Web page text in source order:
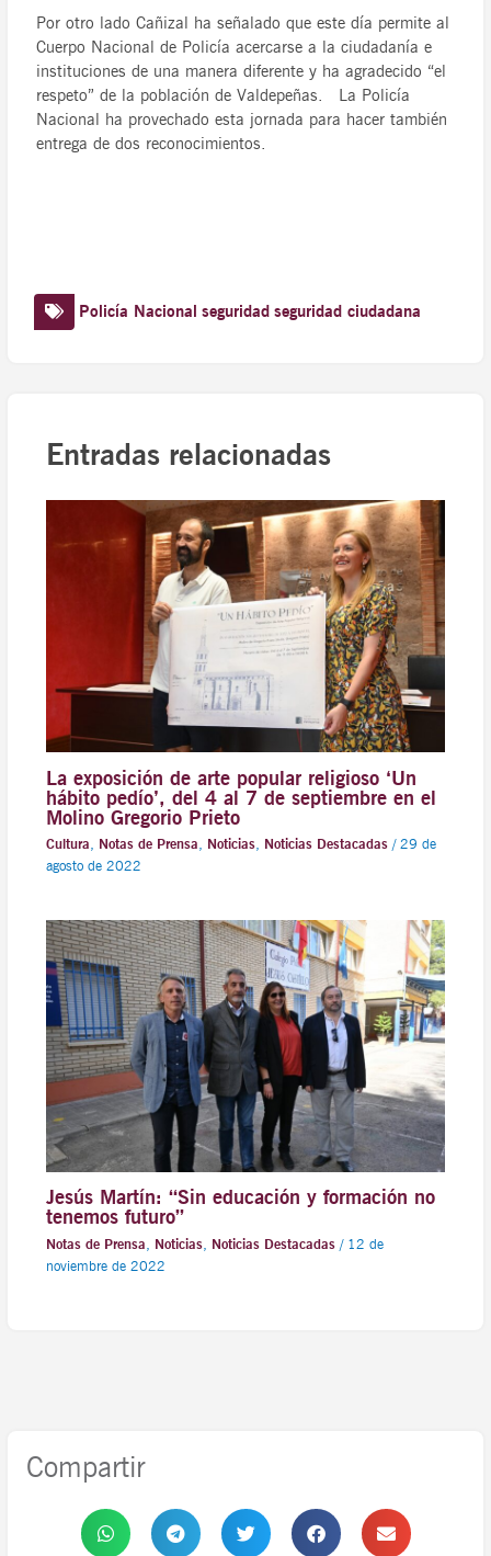
Por otro lado Cañizal ha señalado que este día permite al
Cuerpo Nacional de Policía acercarse a la ciudadanía e
instituciones de una manera diferente y ha agradecido “el
respeto” de la población de Valdepeñas. La Policía
Nacional ha provechado esta jornada para hacer también
entrega de dos reconocimientos.
Policía Nacional seguridad seguridad ciudadana
Entradas relacionadas
La exposición de arte popular religioso ‘Un
hábito pedío’, del 4 al 7 de septiembre en el
Molino Gregorio Prieto
Cultura Notas de Prensa Noticias, Noticias Destacadas/ 29 de
agosto de 2022
Jesús Martín: “Sin educación y formación no
tenemos futuro”
Notas de Prensa Noticias, Noticias Destacadas/ 12 de
noviembre de 2022
Compartir